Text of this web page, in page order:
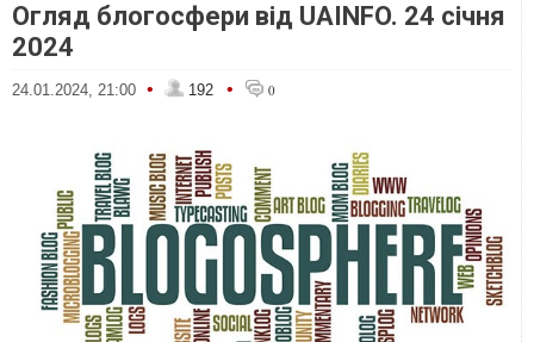
Огляд блогосфери від UAINFO. 24 січня
2024
24.01.2024, 21:00 • 192 • 0